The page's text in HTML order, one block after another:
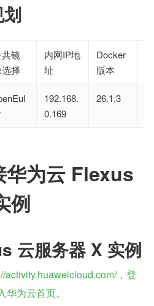
镜
择
内网IP地
址
Docker
版本
192.168.
0.169
26.1.3
华为云 Flexus
例
云服务器 X 实例
activity.huaweicloud.com/，登
为云首页。